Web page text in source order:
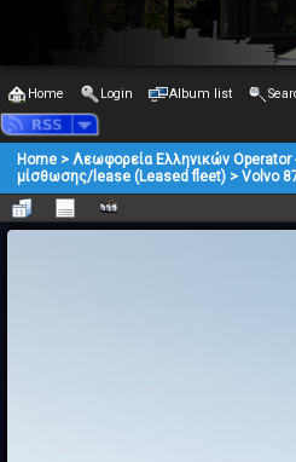
Home Login Album list
Home > Λεωφορεία Ελληνικών Operator
μίσθωσης/lease (Leased fleet) > Volvo